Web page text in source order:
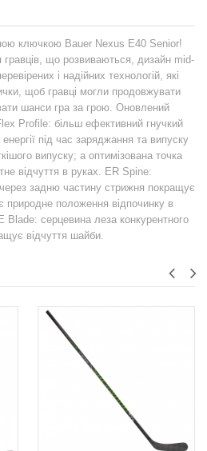
ключкою Bauer Nexus E40 Senior!
що розвиваються, дизайн mid-
і надійних технологій, які
щоб гравці могли продовжувати
шанси гра за грою. Оновлений
Profile: більш ефективний гнучкий
під час заряджання та випуску
випуску; а оптимізована точка
відчуття в руках. ER Spine:
задню частину стрижня покращує
природне положення відпочинку в
Blade: серцевина леза конкурентного
відчуття шайби.